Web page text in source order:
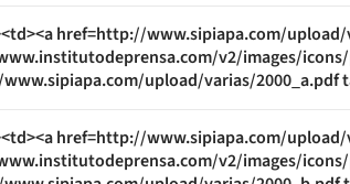
href=http://www.sipiapa.com/
v2/images/
upload/varias/2000_a.pdf
href=http://www.sipiapa.com/
v2/images/